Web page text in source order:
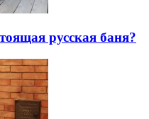
русская баня?